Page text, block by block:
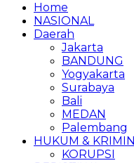
Home
NASIONAL
Daerah
Jakarta
BANDUNG
Yogyakarta
Surabaya
Bali
MEDAN
Palembang
HUKUM &
KORUPSI